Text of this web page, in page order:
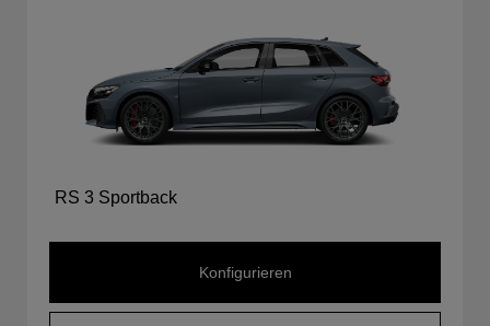
RS 3 Sportback
Konfigurieren